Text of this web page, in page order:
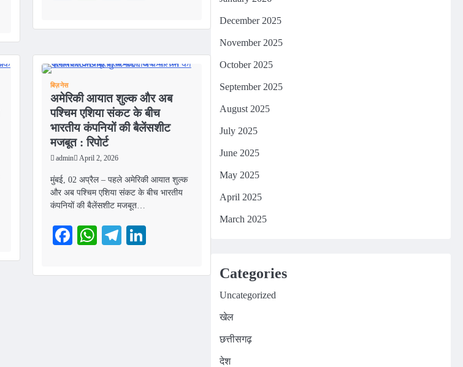
बिज़नेस
अमेरिकी आयात शुल्क और अब
पश्चिम एशिया संकट के बीच
भारतीय कंपनियों की बैलेंसशीट
मजबूत : रिपोर्ट
admin April 2, 2026
मुंबई, 02 अप्रैल – पहले अमेरिकी आयात शुल्क
और अब पश्चिम एशिया संकट के बीच भारतीय
कंपनियों की बैलेंसशीट मजबूत…
Facebook
WhatsApp
Telegram
December 2025
November 2025
October 2025
September 2025
August 2025
July 2025
June 2025
May 2025
April 2025
March 2025
Categories
Uncategorized
खेल
छत्तीसगढ़
देश